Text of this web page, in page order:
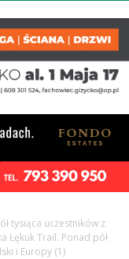
tysiąca uczestników z
Łękuk Trail. Ponad pół
i Europy (1)